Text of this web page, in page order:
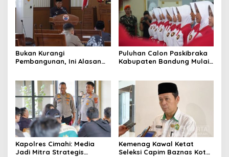
Bukan Kurangi
Pembangunan, Ini Alasan
Daerah
Puluhan Calon Paskibraka
Kabupaten Bandung Mulai
Kapolres Cimahi: Media
Jadi Mitra Strategis
Kemenag Kawal Ketat
Seleksi Capim Baznas Kota